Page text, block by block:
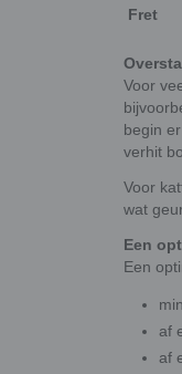
Fret
Voor
begin
verhit
Voor
wat
Een
Een
af
af